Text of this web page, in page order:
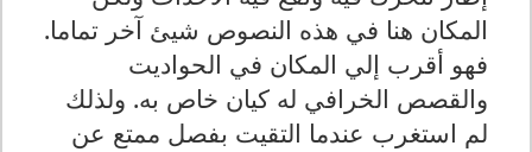
المكان هنا في هذه النصوص شيئ آخر تماما.
فهو أقرب إلي المكان في الحواديت
والقصص الخرافي له كيان خاص به. ولذلك
لم استغرب عندما التقيت بفصل ممتع عن